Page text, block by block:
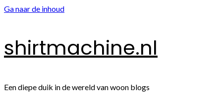
Ga naar de inhoud
shirtmachine.nl
Een diepe duik in de wereld van woon blogs